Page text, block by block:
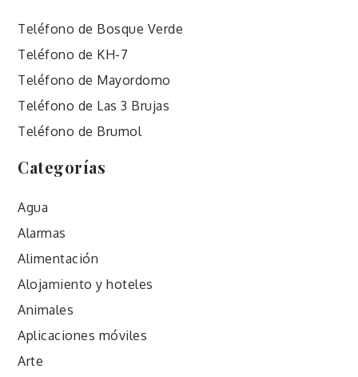
Teléfono de Bosque Verde
Teléfono de KH-7
Teléfono de Mayordomo
Teléfono de Las 3 Brujas
Teléfono de Brumol
Categorías
Agua
Alarmas
Alimentación
Alojamiento y hoteles
Animales
Aplicaciones móviles
Arte